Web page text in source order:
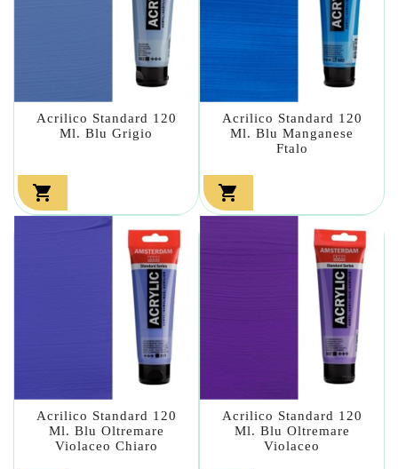
Acrilico Standard 120
Ml. Blu Grigio

Acrilico Standard 120
Ml. Blu Manganese
Ftalo

Acrilico Standard 120
Ml. Blu Oltremare
Violaceo Chiaro
Acrilico Standard 120
Ml. Blu Oltremare
Violaceo